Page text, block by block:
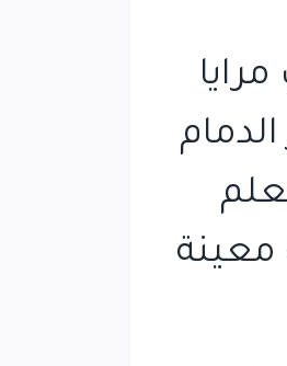
معلم
معينة